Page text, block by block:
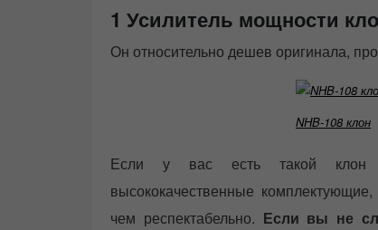
1 Усилитель мощности
Он относительно дешев оригинала,
NHB-108 клон
Если у вас есть такой клон
высококачественные
чем респектабельно. Если вы не